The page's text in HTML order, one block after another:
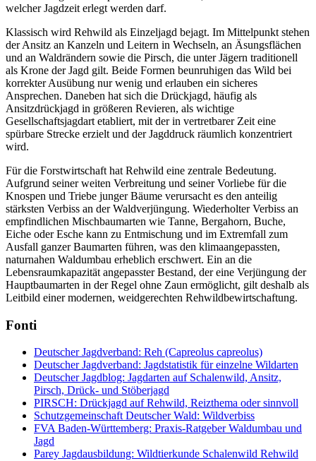
welcher Jagdzeit erlegt werden darf.
Klassisch wird Rehwild als Einzeljagd bejagt. Im Mittelpunkt stehen
der Ansitz an Kanzeln und Leitern in Wechseln, an Äsungsflächen
und an Waldrändern sowie die Pirsch, die unter Jägern traditionell
als Krone der Jagd gilt. Beide Formen beunruhigen das Wild bei
korrekter Ausübung nur wenig und erlauben ein sicheres
Ansprechen. Daneben hat sich die Drückjagd, häufig als
Ansitzdrückjagd in größeren Revieren, als wichtige
Gesellschaftsjagdart etabliert, mit der in vertretbarer Zeit eine
spürbare Strecke erzielt und der Jagddruck räumlich konzentriert
wird.
Für die Forstwirtschaft hat Rehwild eine zentrale Bedeutung.
Aufgrund seiner weiten Verbreitung und seiner Vorliebe für die
Knospen und Triebe junger Bäume verursacht es den anteilig
stärksten Verbiss an der Waldverjüngung. Wiederholter Verbiss an
empfindlichen Mischbaumarten wie Tanne, Bergahorn, Buche,
Eiche oder Esche kann zu Entmischung und im Extremfall zum
Ausfall ganzer Baumarten führen, was den klimaangepassten,
naturnahen Waldumbau erheblich erschwert. Ein an die
Lebensraumkapazität angepasster Bestand, der eine Verjüngung der
Hauptbaumarten in der Regel ohne Zaun ermöglicht, gilt deshalb als
Leitbild einer modernen, weidgerechten Rehwildbewirtschaftung.
Fonti
Deutscher Jagdverband: Reh (Capreolus capreolus)
Deutscher Jagdverband: Jagdstatistik für einzelne Wildarten
Deutscher Jagdblog: Jagdarten auf Schalenwild, Ansitz,
Pirsch, Drück- und Stöberjagd
PIRSCH: Drückjagd auf Rehwild, Reizthema oder sinnvoll
Schutzgemeinschaft Deutscher Wald: Wildverbiss
FVA Baden-Württemberg: Praxis-Ratgeber Waldumbau und
Jagd
Parey Jagdausbildung: Wildtierkunde Schalenwild Rehwild